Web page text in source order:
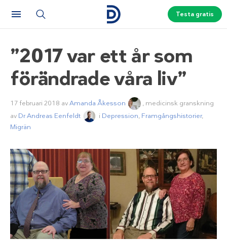
Testa gratis
”2017 var ett år som
förändrade våra liv”
17 februari 2018 avAmanda Åkesson
, medicinsk granskning
av Dr Andreas Eenfeldt i Depression, Framgångshistorier,
Migrän